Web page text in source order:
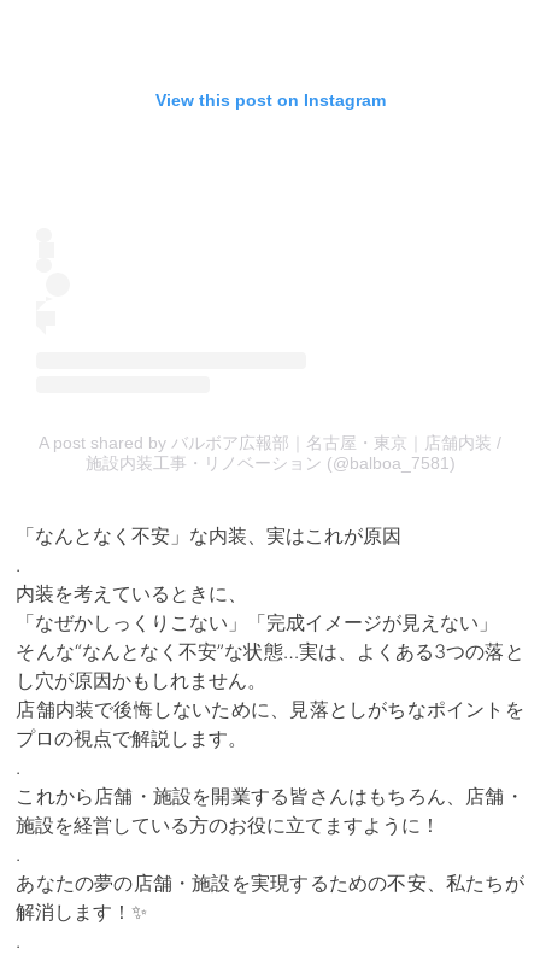
View this post on Instagram
A post shared by バルボア広報部｜名古屋・東京｜店舗内装 /
施設内装工事・リノベーション (@balboa_7581)
「なんとなく不安」な内装、実はこれが原因
.
内装を考えているときに、
「なぜかしっくりこない」「完成イメージが見えない」
そんな“なんとなく不安”な状態…実は、よくある3つの落と
し穴が原因かもしれません。
店舗内装で後悔しないために、見落としがちなポイントを
プロの視点で解説します。
.
これから店舗・施設を開業する皆さんはもちろん、店舗・
施設を経営している方のお役に立てますように！
.
あなたの夢の店舗・施設を実現するための不安、私たちが
解消します！✨
.